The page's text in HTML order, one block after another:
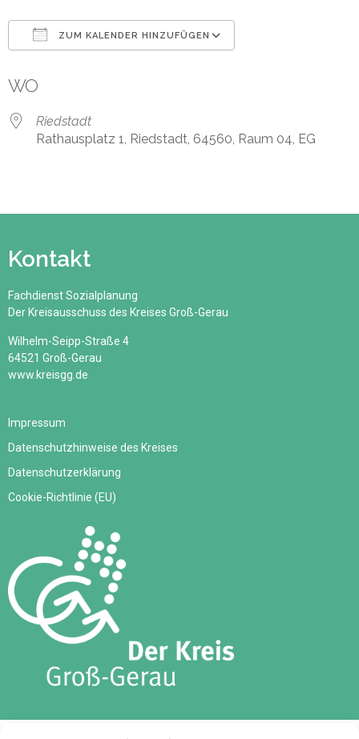
ZUM KALENDER HINZUFÜGEN
WO
Riedstadt
Rathausplatz 1, Riedstadt, 64560, Raum 04, EG
Kontakt
Fachdienst Sozialplanung
Der Kreisausschuss des Kreises Groß-Gerau
Wilhelm-Seipp-Straße 4
64521 Groß-Gerau
www.kreisgg.de
Impressum
Datenschutzhinweise des Kreises
Datenschutzerklärung
Cookie-Richtlinie (EU)